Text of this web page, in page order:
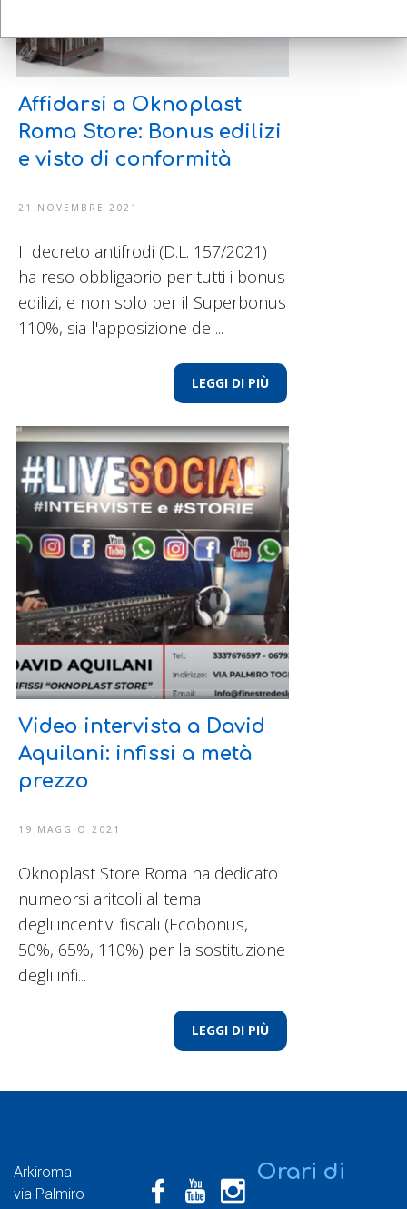
Affidarsi a Oknoplast
Roma Store: Bonus edilizi
e visto di conformità
21 NOVEMBRE 2021
Il decreto antifrodi (D.L. 157/2021)
ha reso obbligaorio per tutti i bonus
edilizi, e non solo per il Superbonus
110%, sia l'apposizione del...
LEGGI DI PIÙ
Video intervista a David
Aquilani: infissi a metà
prezzo
19 MAGGIO 2021
Oknoplast Store Roma ha dedicato
numeorsi aritcoli al tema
degli incentivi fiscali (Ecobonus,
50%, 65%, 110%) per la sostituzione
degli infi...
LEGGI DI PIÙ
Arkiroma
via Palmiro
Orari di